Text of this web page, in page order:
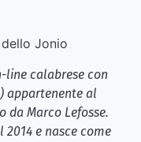
Jonio
line calabrese con
appartenente al
da Marco Lefosse.
e nasce come